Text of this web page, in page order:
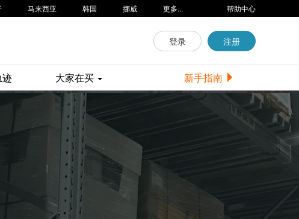
马来西亚 韩国 挪威 更多... 帮助中心
登录 注册
迹 新手指南
大家在买